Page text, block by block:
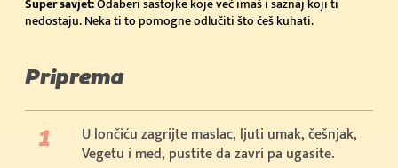
Super savjet:Odaberi sastojke koje već imaš i saznaj koji ti
nedostaju. Neka ti to pomogne odlučiti što ćeš kuhati.
Priprema
U lončiću zagrijte maslac, ljuti umak, češnjak,
Vegetu i med, pustite da zavri pa ugasite.